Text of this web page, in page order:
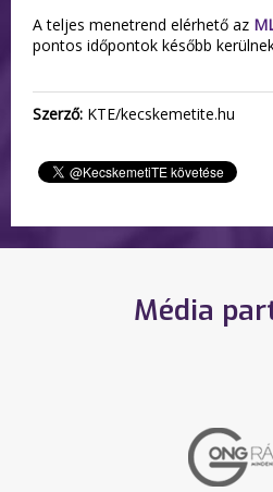
A teljes menetrend elérhető az
pontos időpontok később
Szerző: KTE/kecskemetite.hu
Média